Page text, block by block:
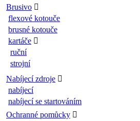
Brusivo
flexové kotouče
brusné kotouče
kartáče
ruční
strojní
Nabíjecí zdroje
nabíjecí
nabíjecí se startováním
Ochranné pomůcky